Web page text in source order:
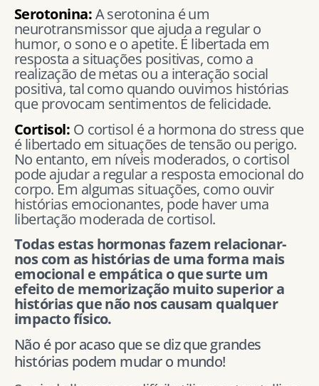
Serotonina:A serotonina é um
neurotransmissor que ajuda a regular o
humor, o sono e o apetite. É libertada em
resposta a situações positivas, como a
realização de metas ou a interação social
positiva, tal como quando ouvimos histórias
que provocam sentimentos de felicidade.
Cortisol: O cortisol é a hormona do stress que
é libertado em situações de tensão ou perigo.
No entanto, em níveis moderados, o cortisol
pode ajudar a regular a resposta emocional do
corpo. Em algumas situações, como ouvir
histórias emocionantes, pode haver uma
libertação moderada de cortisol.
Todas estas hormonas fazem relacionar-
nos com as histórias de uma forma mais
emocional e empática o que surte um
efeito de memorização muito superior a
histórias que não nos causam qualquer
impacto físico.
Não é por acaso que se diz que grandes
histórias podem mudar o mundo!